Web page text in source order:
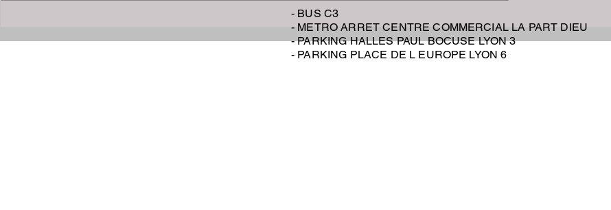
Traitement des rides Lyon
Acide-Hyaluronique-Lyon-
Les-Ateliers-Peeling-Lyon
- BUS C3
- METRO ARRET CENTRE COMMERCIAL LA PART DIEU
- PARKING HALLES PAUL BOCUSE LYON 3
- PARKING PLACE DE L EUROPE LYON 6